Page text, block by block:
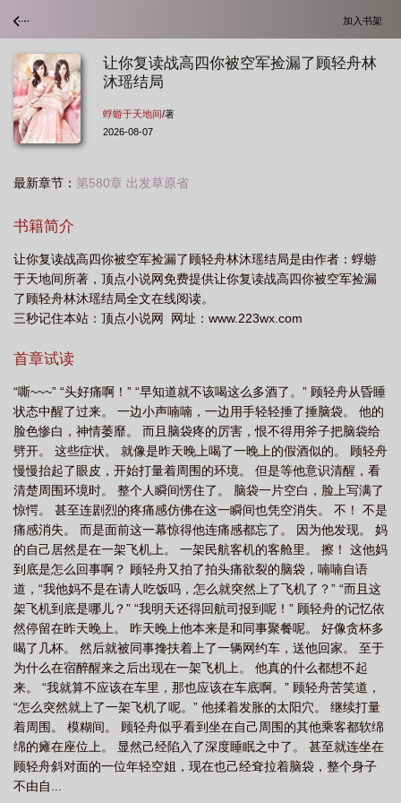
加入书架
让你复读战高四你被空军捡漏了顾轻舟林
沐瑶结局
蜉蝣于天地间/著
2026-08-07
最新章节： 第580章 出发草原省
书籍简介
让你复读战高四你被空军捡漏了顾轻舟林沐瑶结局是由作者：蜉蝣
于天地间所著，顶点小说网免费提供让你复读战高四你被空军捡漏
了顾轻舟林沐瑶结局全文在线阅读。
三秒记住本站：顶点小说网 网址：www.223wx.com
首章试读
“嘶~~~” “头好痛啊！” “早知道就不该喝这么多酒了。” 顾轻舟从昏睡
状态中醒了过来。 一边小声喃喃，一边用手轻轻捶了捶脑袋。 他的
脸色惨白，神情萎靡。 而且脑袋疼的厉害，恨不得用斧子把脑袋给
劈开。 这些症状。 就像是昨天晚上喝了一晚上的假酒似的。 顾轻舟
慢慢抬起了眼皮，开始打量着周围的环境。 但是等他意识清醒，看
清楚周围环境时。 整个人瞬间愣住了。 脑袋一片空白，脸上写满了
惊愕。 甚至连剧烈的疼痛感仿佛在这一瞬间也凭空消失。 不！ 不是
痛感消失。 而是面前这一幕惊得他连痛感都忘了。 因为他发现。 妈
的自己居然是在一架飞机上。 一架民航客机的客舱里。 擦！ 这他妈
到底是怎么回事啊？ 顾轻舟又拍了拍头痛欲裂的脑袋，喃喃自语
道，“我他妈不是在请人吃饭吗，怎么就突然上了飞机了？” “而且这
架飞机到底是哪儿？” “我明天还得回航司报到呢！” 顾轻舟的记忆依
然停留在昨天晚上。 昨天晚上他本来是和同事聚餐呢。 好像贪杯多
喝了几杯。 然后就被同事搀扶着上了一辆网约车，送他回家。 至于
为什么在宿醉醒来之后出现在一架飞机上。 他真的什么都想不起
来。 “我就算不应该在车里，那也应该在车底啊。” 顾轻舟苦笑道，
“怎么突然就上了一架飞机了呢。” 他揉着发胀的太阳穴。 继续打量
着周围。 模糊间。 顾轻舟似乎看到坐在自己周围的其他乘客都软绵
绵的瘫在座位上。 显然己经陷入了深度睡眠之中了。 甚至就连坐在
顾轻舟斜对面的一位年轻空姐，现在也己经耷拉着脑袋，整个身子
不由自...